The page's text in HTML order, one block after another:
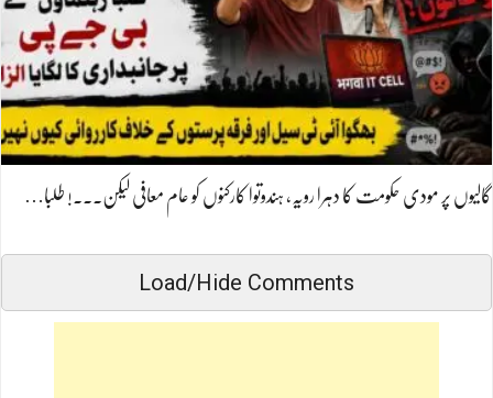
گالیوں پر مودی حکومت کا دہرا رویہ، ہندوتوا کارکنوں کو عام معافی لیکن۔۔۔! طلبا…
Load/Hide Comments